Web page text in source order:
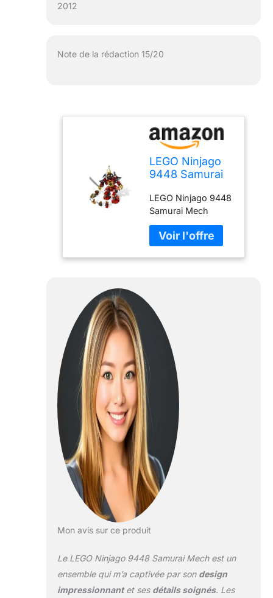
2012
Note de la rédaction 15/20
LEGO Ninjago
9448 Samurai
LEGO Ninjago 9448
Samurai Mech
Mon avis sur ce produit
Le LEGO Ninjago 9448 Samurai Mech est un
ensemble qui m’a captivée par son design
impressionnantet ses détails soignés. Les